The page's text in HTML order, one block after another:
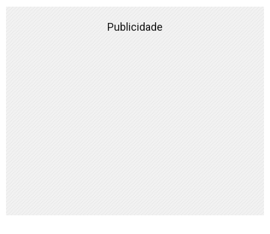
Publicidade